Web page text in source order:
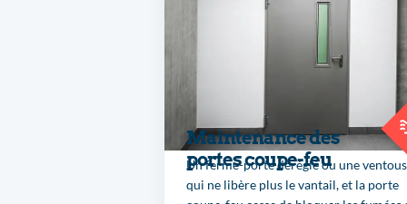
Maintenance des
portes coupe-feu
Un ferme-porte déréglé ou une
qui ne libère plus le vantail, et la porte